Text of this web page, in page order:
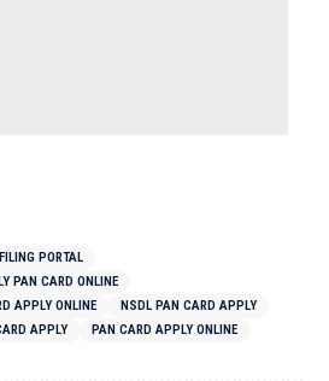
PORTAL
PAN CARD ONLINE
APPLY ONLINE
NSDL PAN CARD APPLY
APPLY
PAN CARD APPLY ONLINE